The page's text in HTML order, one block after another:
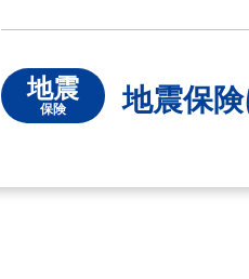
地震
保険 地震保